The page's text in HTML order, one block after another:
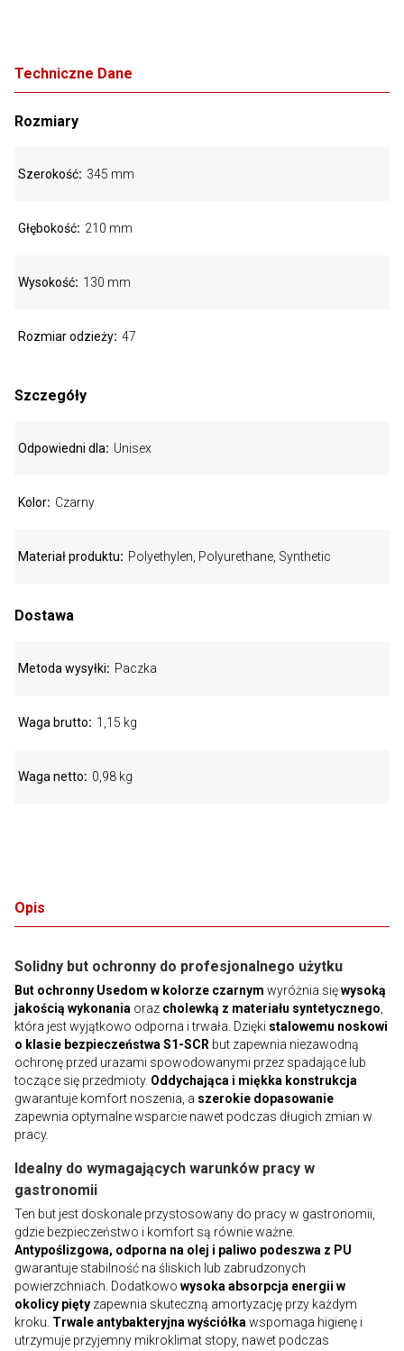
Opis
Solidny but ochronny do profesjonalnego użytku
But ochronny Usedom w kolorze czarnym wyróżnia sięwysoką
jakością wykonania oraz cholewką z materiału syntetycznego
która jest wyjątkowo odporna i trwała. Dzięki stalowemu noskowi
o klasie bezpieczeństwa S1-SCR but zapewnia niezawodną
ochronę przed urazami spowodowanymi przez spadające lub
toczące się przedmioty. Oddychająca i miękka konstrukcja
gwarantuje komfort noszenia, a szerokie dopasowanie
zapewnia optymalne wsparcie nawet podczas długich zmian w
pracy.
Idealny do wymagających warunków pracy w
gastronomii
Ten but jest doskonale przystosowany do pracy w gastronomii,
gdzie bezpieczeństwo i komfort są równie ważne.
Antypoślizgowa, odporna na olej i paliwo podeszwa z PU
gwarantuje stabilność na śliskich lub zabrudzonych
powierzchniach. Dodatkowo wysoka absorpcja energii w
okolicy pięty zapewnia skuteczną amortyzację przy każdym
kroku. Trwale antybakteryjna wyściółka wspomaga higienę i
utrzymuje przyjemny mikroklimat stopy, nawet podczas
Techniczne Dane
Rozmiary
Szerokość 345 mm
Głębokość 210 mm
Wysokość 130 mm
Rozmiar odzieży 47
Szczegóły
Odpowiedni dla Unisex
Kolor Czarny
Materiał produktu Polyethylen, Polyurethane, Synthetic
Dostawa
Metoda wysyłki Paczka
Waga brutto 1,15 kg
Waga netto 0,98 kg